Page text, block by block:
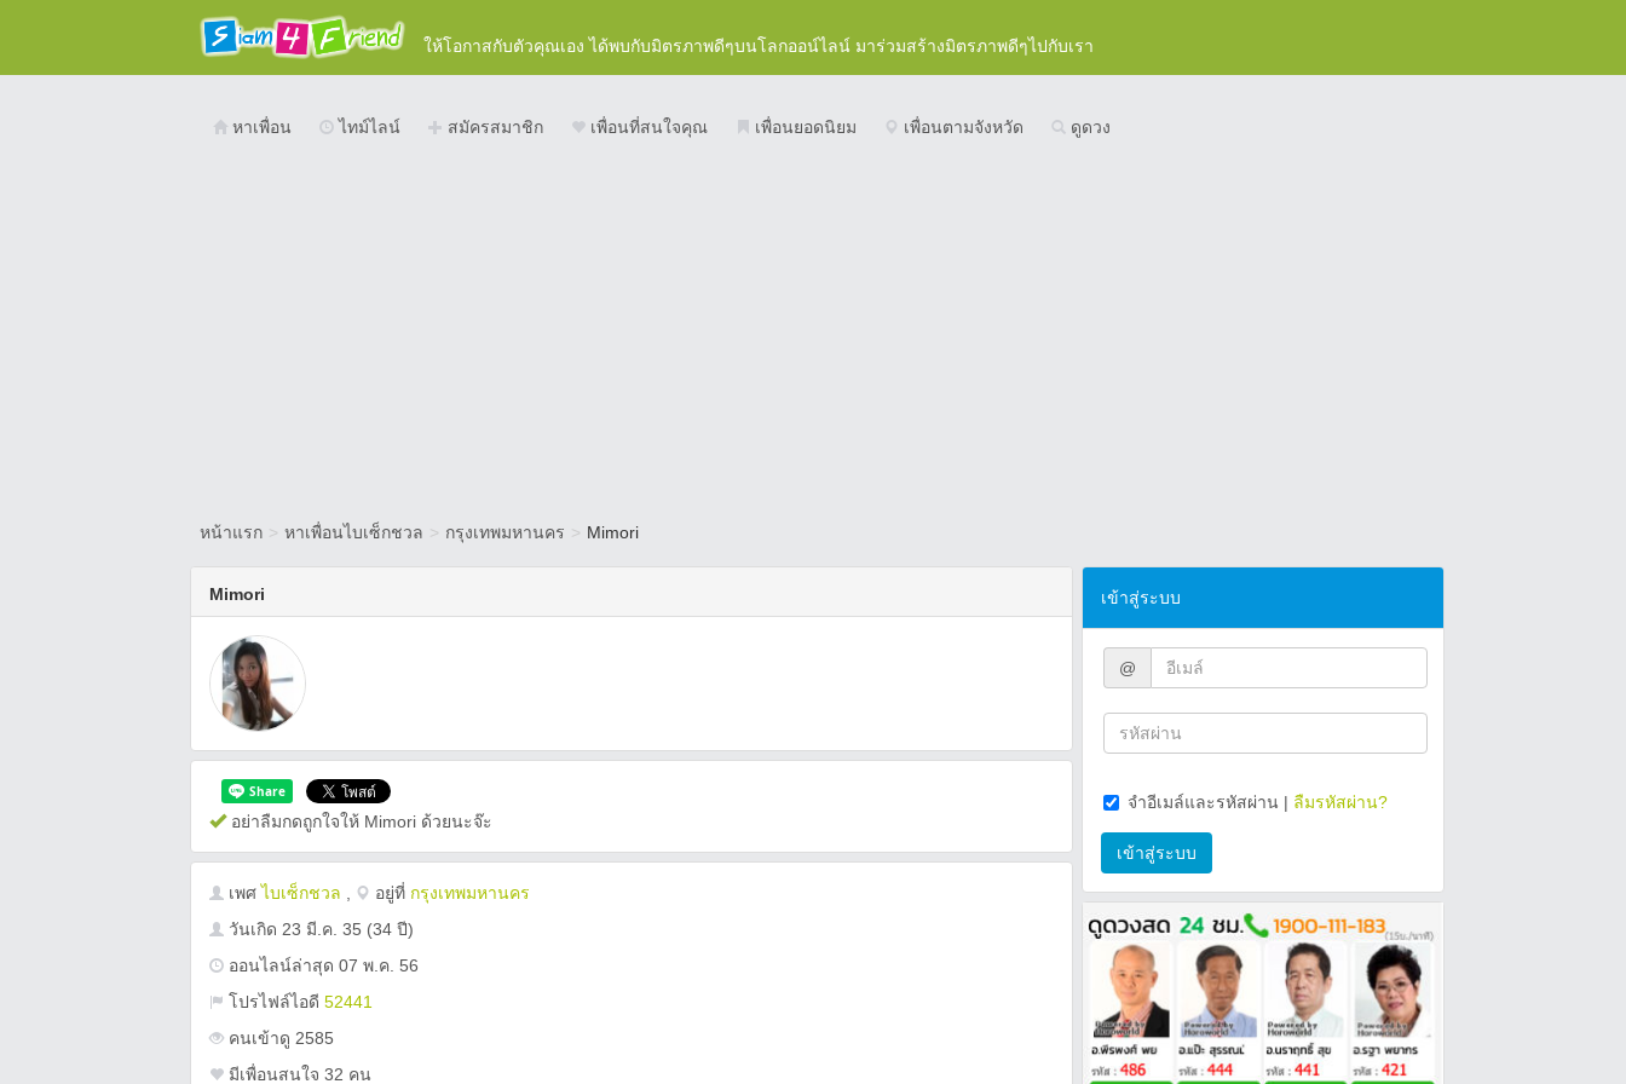
ให้โอกาสกับตัวคุณเอง ได้พบกับมิตรภาพดีๆบนโลกออน์ไลน์ มาร่วมสร้างมิตรภาพดีๆไปกับเรา
หาเพื่อน ไทม์ไลน์ สมัครสมาชิก เพื่อนที่สนใจคุณ เพื่อนยอดนิยม เพื่อนตามจังหวัด ดูดวง
หน้าแรก > หาเพื่อนไบเซ็กชวล > กรุงเทพมหานคร > Mimori
Mimori
อย่าลืมกดถูกใจให้ Mimori ด้วยนะจ๊ะ
เพศไบเซ็กชวล อยู่ที่ กรุงเทพมหานคร
วันเกิด 23 มี.ค. 35 (34 ปี)
ออนไลน์ล่าสุด 07 พ.ค. 56
โปรไฟล์ไอดี 52441
คนเข้าดู 2585
มีเพื่อนสนใจ 32 คน
เข้าสู่ระบบ
@
จำอีเมล์และรหัสผ่าน | ลืมรหัสผ่าน?
เข้าสู่ระบบ